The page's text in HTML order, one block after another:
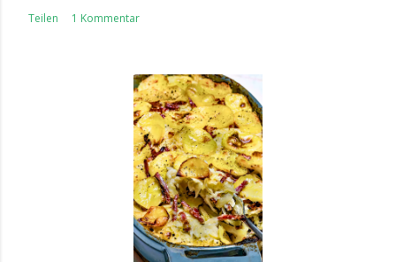
Teilen 1 Kommentar